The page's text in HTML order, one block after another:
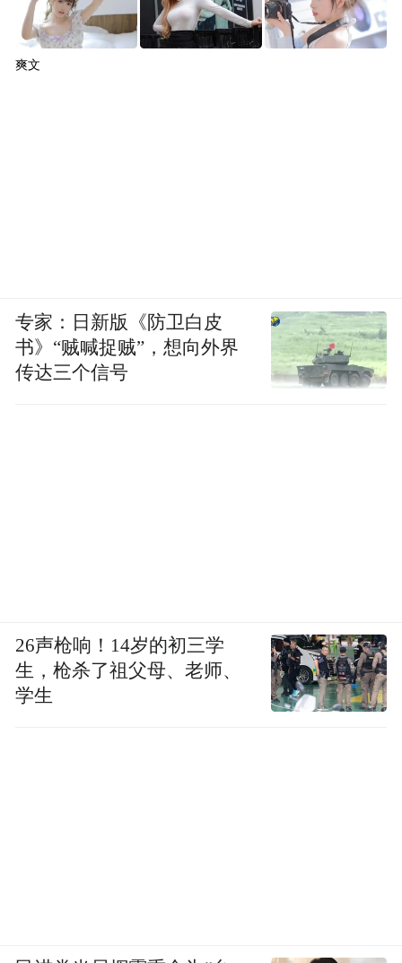
爽文
专家：日新版《防卫白皮
书》“贼喊捉贼”，想向外界
传达三个信号
26声枪响！14岁的初三学
生，枪杀了祖父母、老师、
学生